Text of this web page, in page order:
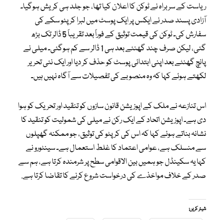
ریاست کے سربراہ نے ٹوکن کا اعلان کیا تھا، جو جلد ہی کریش ہوگیا۔
آزادی پسند صدر نے ایکس پر ایک پوسٹ میں لبرا کرپٹو سکے کی
سفارش کی۔ ٹوکن کی قیمت توثیق کے فوراً بعد تقریباً 5 ڈالر تک بڑھ
گئی، لیکن صرف چند گھنٹے بعد ہی 1 ڈالر سے کم ہوگئی۔ میلی نے
پانچ گھنٹے بعد اپنی ابتدائی پوسٹ کو حذف کر دیا اور ایک نئی تحریر
لکھتے ہوئے کہا کہ وہ منصوبے کی تفصیلات سے آگاہ نہیں ہیں۔
اس تنازعہ نے ملک کے اپوزیشن قانون سازوں کو تنقید اور تحریک کو ہوا
دی ہے۔ اپوزیشن اتحاد کے ایک رکن نے میلی کی شمولیت کو تنقید کا
نشانہ بناتے ہوئے کہا کہ اس کی کرپٹو کی توثیق، جو ممکنہ گھپلوں
سے منسلک ہے، عوامی اعتماد کا غلط استعمال ہے۔ سینٹورو نے
کہا یہ سکینڈل جو ہمیں بین الاقوامی سطح پر شرمندہ کرتا ہے، ہم سے
صدر کے خلاف مواخذے کی درخواست شروع کرنے کا تقاضا کرتا ہے.
شیئر کریں: